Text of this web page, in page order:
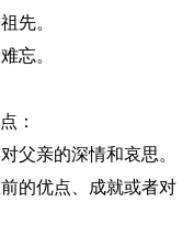
先。
忘。
：
亲的深情和哀思。
的优点、成就或者对